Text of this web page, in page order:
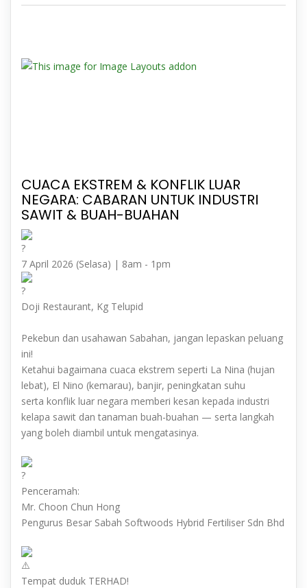
CUACA EKSTREM & KONFLIK LUAR
NEGARA: CABARAN UNTUK INDUSTRI
SAWIT & BUAH-BUAHAN
7 April 2026 (Selasa) | 8am - 1pm
Doji Restaurant, Kg Telupid
Pekebun dan usahawan Sabahan, jangan lepaskan peluang
ini!
Ketahui bagaimana cuaca ekstrem seperti La Nina (hujan
lebat), El Nino (kemarau), banjir, peningkatan suhu
serta konflik luar negara memberi kesan kepada industri
kelapa sawit dan tanaman buah-buahan — serta langkah
yang boleh diambil untuk mengatasinya.
Penceramah:
Mr. Choon Chun Hong
Pengurus Besar Sabah Softwoods Hybrid Fertiliser Sdn Bhd
Tempat duduk TERHAD!